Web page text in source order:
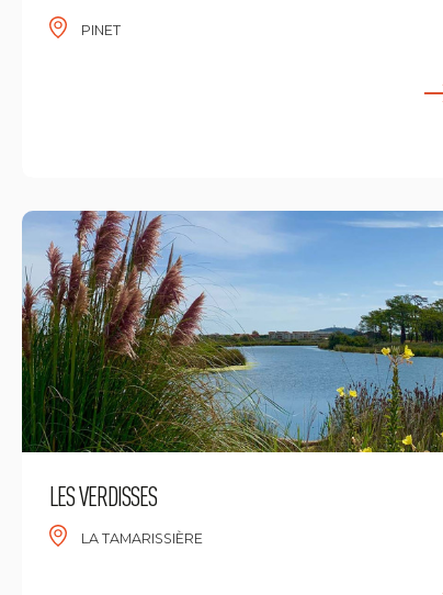
PINET
LES VERDISSES
LA TAMARISSIÈRE